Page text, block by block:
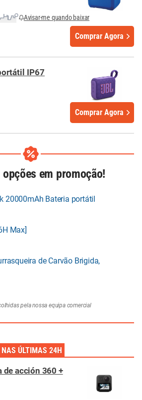
Avisar-me quando baixar
Comprar Agora
IP67
Comprar Agora
em promoção!
20000mAh Bateria portátil
Max]
de Carvão Brigida,
pela nossa equipa comercial
NAS ÚLTIMAS 24H
de acción 360 +